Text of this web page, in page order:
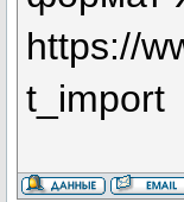
https://
t_import